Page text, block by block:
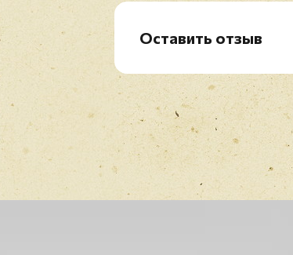
B5 Handbags And Gladrags
Оставить отзыв
Имя *